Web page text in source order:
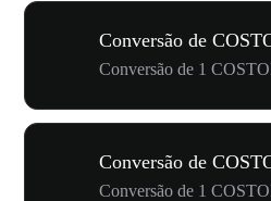
Conversão de
Conversão de 1
Conversão de
Conversão de 1